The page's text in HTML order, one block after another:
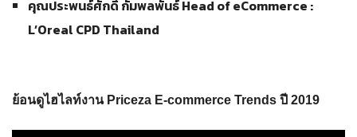
คุณประพนธ์ศักดิ์กัมพลพันธ์Head of eCommerce :
L’Oreal CPD Thailand
ย้อนดูไฮไลท์งาน Priceza E-commerce Trends ปี 2019